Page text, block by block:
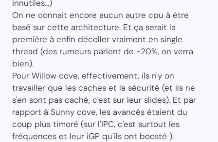
innutiles...)
On ne connait encore aucun autre cpu à être
basé sur cette architecture. Et ça serait la
première à enfin décoller vraiment en single
thread (des rumeurs parlent de ~20%, on verra
bien).
Pour Willow cove, effectivement, ils n'y on
travailler que les caches et la sécurité (et ils ne
s'en sont pas caché, c'est sur leur slides). Et par
rapport à Sunny cove, les avancés étaient du
coup plus timoré (sur l'IPC, c'est surtout les
fréquences et leur iGP qu'ils ont boosté ).